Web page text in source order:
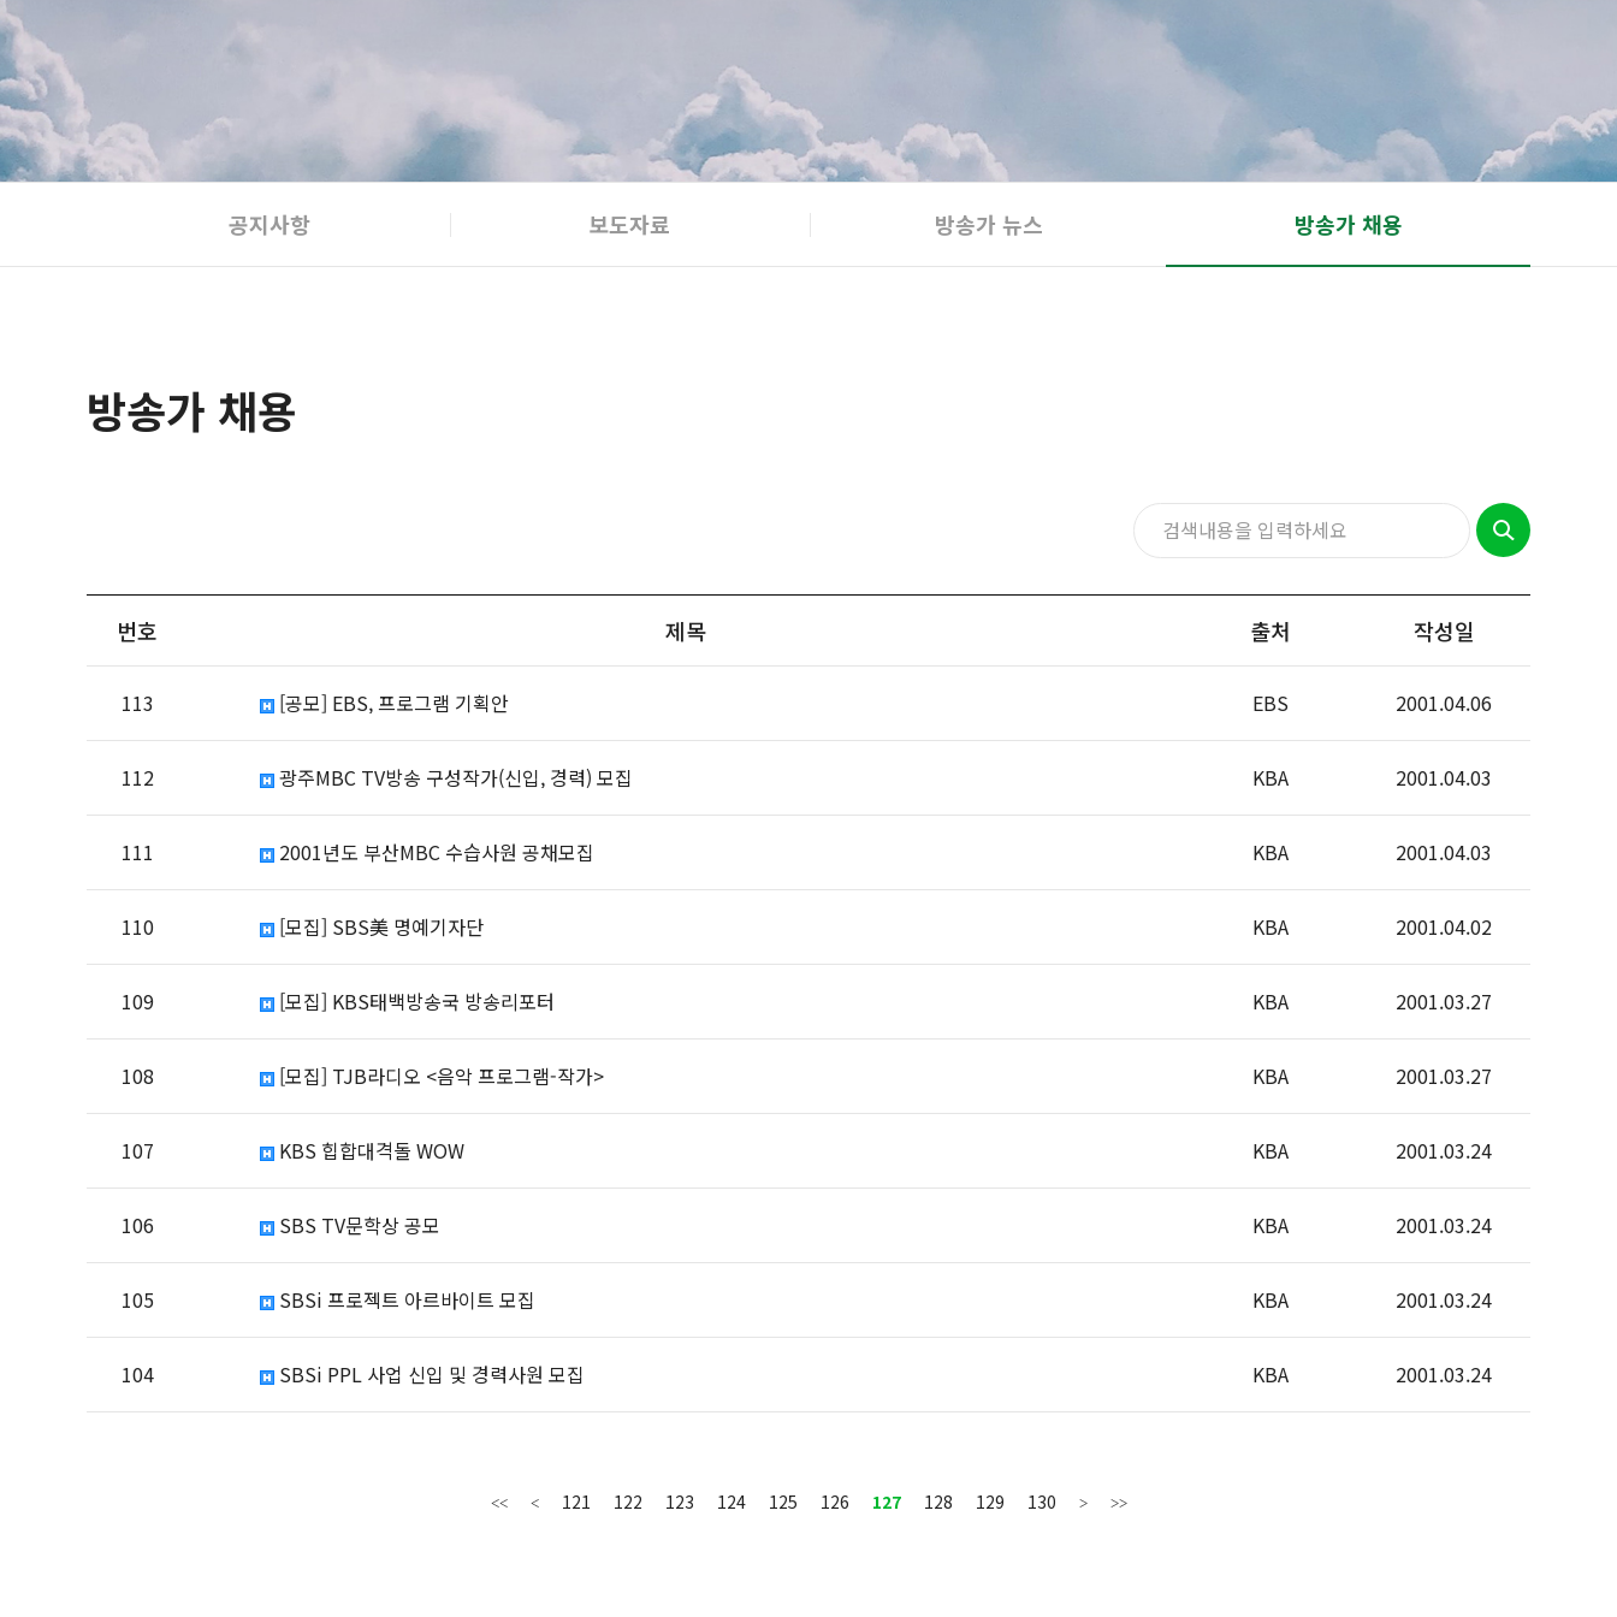
공지사항 보도자료 방송가 뉴스 방송가 채용
방송가 채용
번호 제목 출처 작성일
113 [공모] EBS, 프로그램 기획안 EBS 2001.04.06
112 광주MBC TV방송 구성작가(신입, 경력) 모집 KBA 2001.04.03
111 2001년도 부산MBC 수습사원 공채모집 KBA 2001.04.03
110 [모집] SBS美 명예기자단 KBA 2001.04.02
109 [모집] KBS태백방송국 방송리포터 KBA 2001.03.27
108 [모집] TJB라디오 <음악 프로그램-작가> KBA 2001.03.27
107 KBS 힙합대격돌 WOW KBA 2001.03.24
106 SBS TV문학상 공모 KBA 2001.03.24
105 SBSi 프로젝트 아르바이트 모집 KBA 2001.03.24
104 SBSi PPL 사업 신입 및 경력사원 모집 KBA 2001.03.24
121 122 123 124 125 126 127 128 129 130